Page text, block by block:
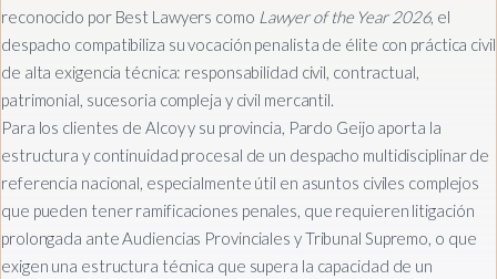
reconocido por Best Lawyers como Lawyer of the Year 2026, el
despacho compatibiliza su vocación penalista de élite con práctica civil
de alta exigencia técnica: responsabilidad civil, contractual,
patrimonial, sucesoria compleja y civil mercantil.
Para los clientes de Alcoy y su provincia, Pardo Geijo aporta la
estructura y continuidad procesal de un despacho multidisciplinar de
referencia nacional, especialmente útil en asuntos civiles complejos
que pueden tener ramificaciones penales, que requieren litigación
prolongada ante Audiencias Provinciales y Tribunal Supremo, o que
exigen una estructura técnica que supera la capacidad de un